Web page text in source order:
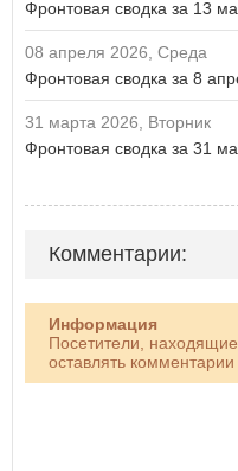
Фронтовая сводка за 13
08 апреля 2026, Среда
Фронтовая сводка за 8
31 марта 2026, Вторник
Фронтовая сводка за 31
Комментарии:
Информация
Посетители,
оставлять